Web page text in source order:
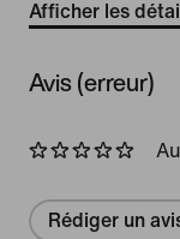
Afficher les
Avis (erreur)
Rédiger un